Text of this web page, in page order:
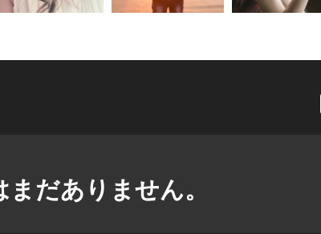
だありません。